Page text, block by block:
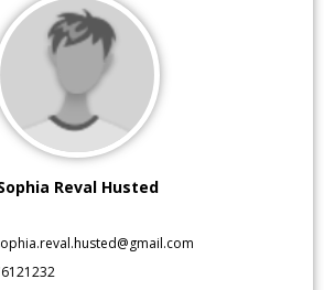
Reval Husted